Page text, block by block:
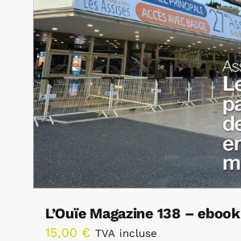
L’Ouïe Magazine 138 – ebook
15,00 € TVA incluse